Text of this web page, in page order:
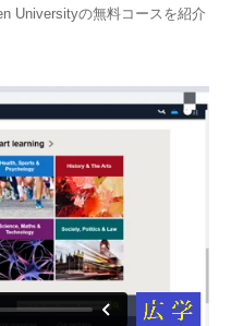
Universityの無料コースを紹介